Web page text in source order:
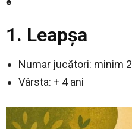
1. Leapşa
Numar jucători: minim 2
Vârsta: + 4 ani